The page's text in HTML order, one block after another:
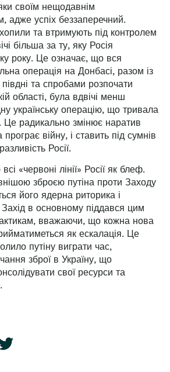
своїм нещодавнім
адже успіх беззаперечний.
та втримують під контролем
більша за ту, яку Росія
року. Це означає, що вся
операція на Донбасі, разом із
та спробами розпочати
області, була вдвічі менш
українську операцію, що тривала
Це радикально змінює наратив
війну, і ставить під сумнів
Росії.
«червоні лінії» Росії як блеф.
зброєю путіна проти Заходу
його ядерна риторика і
в основному піддався цим
вважаючи, що кожна нова
як ескалація. Це
путіну виграти час,
зброї в Україну, що
свої ресурси та